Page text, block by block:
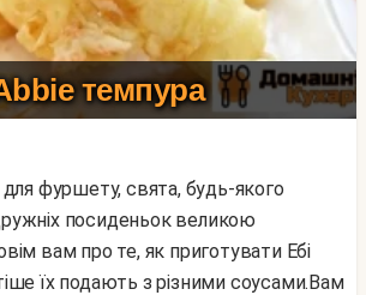
темпура
посиденьок великою
вам про те, як приготувати Ебі
їх подають з різними соусами.Вам